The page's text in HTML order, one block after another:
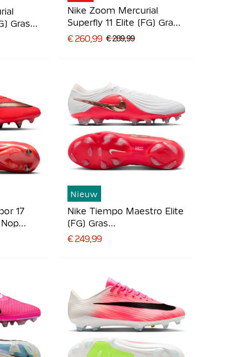
Gras
Nike Zoom Mercurial
Superfly 11 Elite (FG) Gras
Voetbalschoenen Zwart
Felgroen Zilvergrijs
€ 260,99 € 289,99
17
Nieuw
Nike Tiempo Maestro Elite
(FG) Gras
Voetbalschoenen Wit
€ 249,99